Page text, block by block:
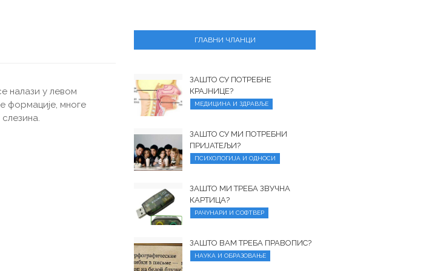
налази у левом
формације, многе
ГЛАВНИ ЧЛАНЦИ
ЗАШТО СУ ПОТРЕБНЕ
КРАЈНИЦЕ?
МЕДИЦИНА И ЗДРАВЉЕ
ЗАШТО СУ МИ ПОТРЕБНИ
ПРИЈАТЕЉИ?
ПСИХОЛОГИЈА И ОДНОСИ
ЗАШТО МИ ТРЕБА ЗВУЧНА
КАРТИЦА?
РАЧУНАРИ И СОФТВЕР
ЗАШТО ВАМ ТРЕБА ПРАВОПИС?
НАУКА И ОБРАЗОВАЊЕ